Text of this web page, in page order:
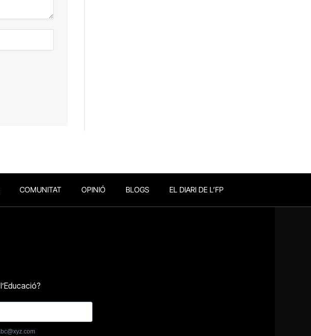
COMUNITAT OPINIÓ BLOGS EL DIARI DE L’FP